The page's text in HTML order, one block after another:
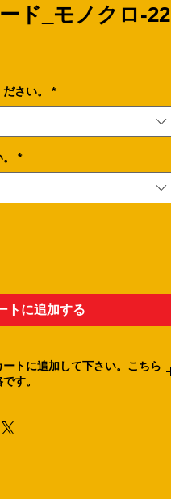
ド_モノクロ-22
さい。 *
*
トに追加する
トに追加して下さい。こちら
す。